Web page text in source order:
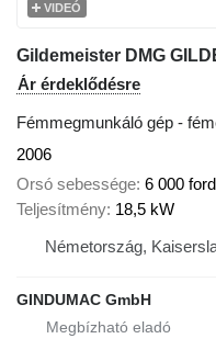
VIDEÓ
Gildemeister DMG
Ár érdeklődésre
Fémmegmunkáló gép -
2006
Orsó sebessége 6 000
Teljesítmény 18,5 kW
Németország,
GINDUMAC GmbH